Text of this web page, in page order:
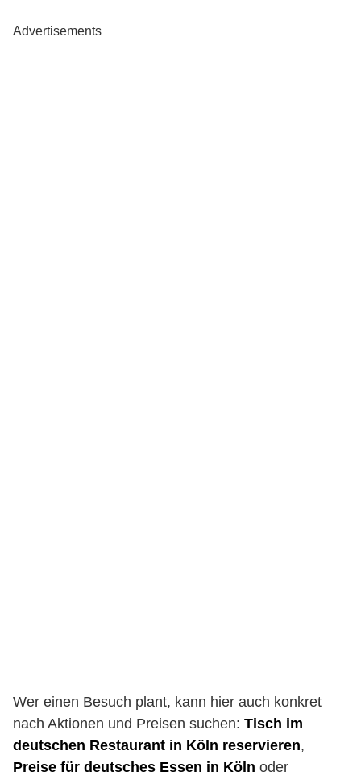
Advertisements
Wer einen Besuch plant, kann hier auch konkret
nach Aktionen und Preisen suchen: Tisch im
deutschen Restaurant in Köln reservieren,
Preise für deutsches Essen in Köln oder